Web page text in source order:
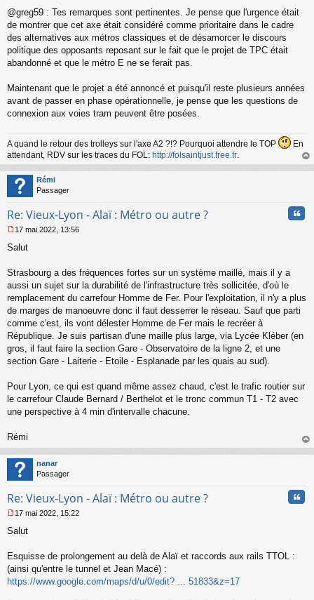
e
s
s
a
g
e
o
n
u
@greg59 : Tes remarques sont pertinentes. Je pense que l'urgence était
de montrer que cet axe était considéré comme prioritaire dans le cadre
des alternatives aux métros classiques et de désamorcer le discours
politique des opposants reposant sur le fait que le projet de TPC était
abandonné et que le métro E ne se ferait pas.
Maintenant que le projet a été annoncé et puisqu'il reste plusieurs années
avant de passer en phase opérationnelle, je pense que les questions de
connexion aux voies tram peuvent être posées.
A quand le retour des trolleys sur l'axe A2 ?!? Pourquoi attendre le TOP
En
attendant, RDV sur les traces du FOL: http://folsaintjust.free.fr
au
Rémi
Passager
Re: Vieux-Lyon - Alaï : Métro ou autre ?
e
s
g
e
n
o
n
u
17 mai 2022, 13:56
Salut
Strasbourg a des fréquences fortes sur un système maillé, mais il y a
aussi un sujet sur la durabilité de l'infrastructure très sollicitée, d'où le
remplacement du carrefour Homme de Fer. Pour l'exploitation, il n'y a plus
de marges de manoeuvre donc il faut desserrer le réseau. Sauf que parti
comme c'est, ils vont délester Homme de Fer mais le recréer à
République. Je suis partisan d'une maille plus large, via Lycée Kléber (en
gros, il faut faire la section Gare - Observatoire de la ligne 2, et une
section Gare - Laiterie - Etoile - Esplanade par les quais au sud).
Pour Lyon, ce qui est quand même assez chaud, c'est le trafic routier sur
le carrefour Claude Bernard / Berthelot et le tronc commun T1 - T2 avec
une perspective à 4 min d'intervalle chacune.
Rémi
au
nanar
Passager
Re: Vieux-Lyon - Alaï : Métro ou autre ?
e
s
a
g
e
17 mai 2022, 15:22
Salut
Esquisse de prolongement au delà de Alaï et raccords aux rails TTOL :
(ainsi qu'entre le tunnel et Jean Macé) :
https://www.google.com/maps/d/u/0/edit? ... 51833&z=17